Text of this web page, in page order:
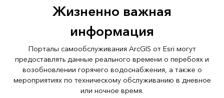
Жизненно важная
информация
Порталы самообслуживания ArcGIS от Esri могут
предоставлять данные реального времени о перебоях и
возобновлении горячего водоснабжения, а также о
мероприятиях по техническому обслуживанию в дневное
или ночное время.